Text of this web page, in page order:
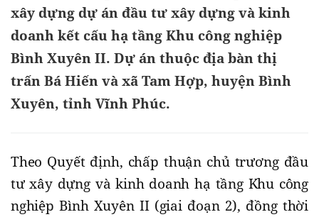
xây dựng dự án đầu tư xây dựng và kinh
doanh kết cấu hạ tầng Khu công nghiệp
Bình Xuyên II. Dự án thuộc địa bàn thị
trấn Bá Hiến và xã Tam Hợp, huyện Bình
Xuyên, tỉnh Vĩnh Phúc.
Theo Quyết định, chấp thuận chủ trương đầu
tư xây dựng và kinh doanh hạ tầng Khu công
nghiệp Bình Xuyên II (giai đoạn 2), đồng thời